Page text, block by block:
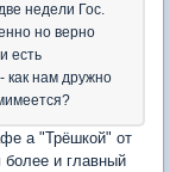
недели Гос.
но верно
есть
как нам дружно
а "Трёшкой" от
и главный